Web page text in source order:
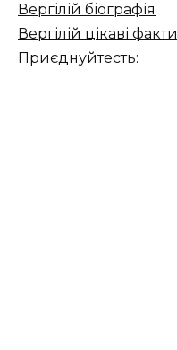
Вергілій біографія
Вергілій цікаві факти
Приєднуйтесть: